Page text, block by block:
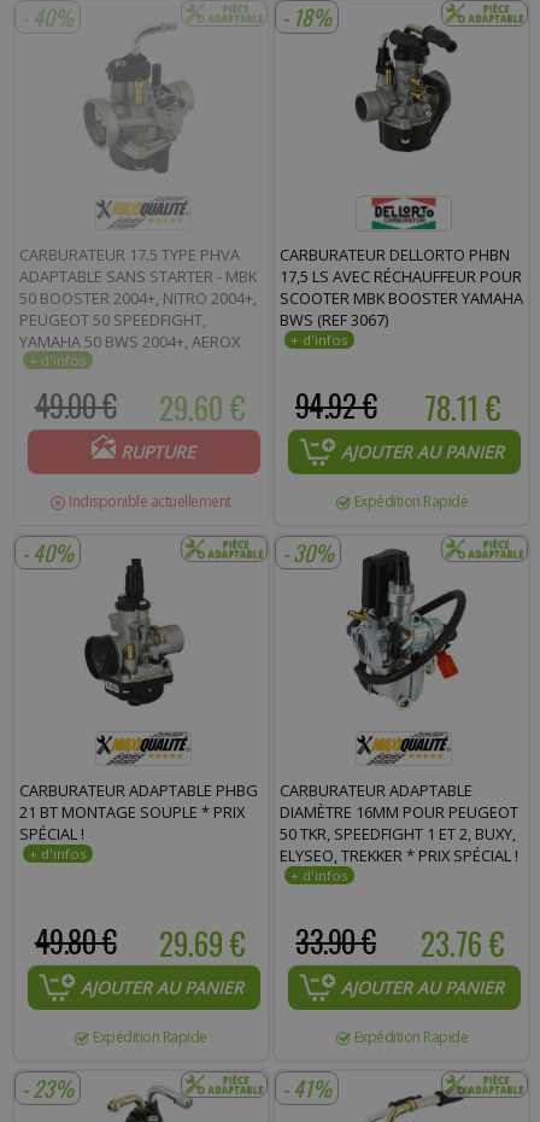
- 40%
CARBURATEUR 17.5 TYPE PHVA
ADAPTABLE SANS STARTER - MBK
50 BOOSTER 2004+, NITRO 2004+,
PEUGEOT 50 SPEEDFIGHT,
YAMAHA 50 BWS 2004+, AEROX
2004+ * PRIX SPÉCIAL !
29.60 €
49.00 €
RUPTURE
Indisponible actuellement
- 18%
CARBURATEUR DELLORTO PHBN
17,5 LS AVEC RÉCHAUFFEUR POUR
SCOOTER MBK BOOSTER YAMAHA
BWS (REF 3067)
78.11 €
94.92 €
AJOUTER AU PANIER
Expédition Rapide
- 40%
CARBURATEUR ADAPTABLE PHBG
21 BT MONTAGE SOUPLE * PRIX
SPÉCIAL !
29.69 €
49.80 €
AJOUTER AU PANIER
Expédition Rapide
- 30%
CARBURATEUR ADAPTABLE
DIAMÈTRE 16MM POUR PEUGEOT
50 TKR, SPEEDFIGHT 1 ET 2, BUXY,
ELYSEO, TREKKER * PRIX SPÉCIAL !
23.76 €
33.90 €
AJOUTER AU PANIER
Expédition Rapide
- 23% - 41%